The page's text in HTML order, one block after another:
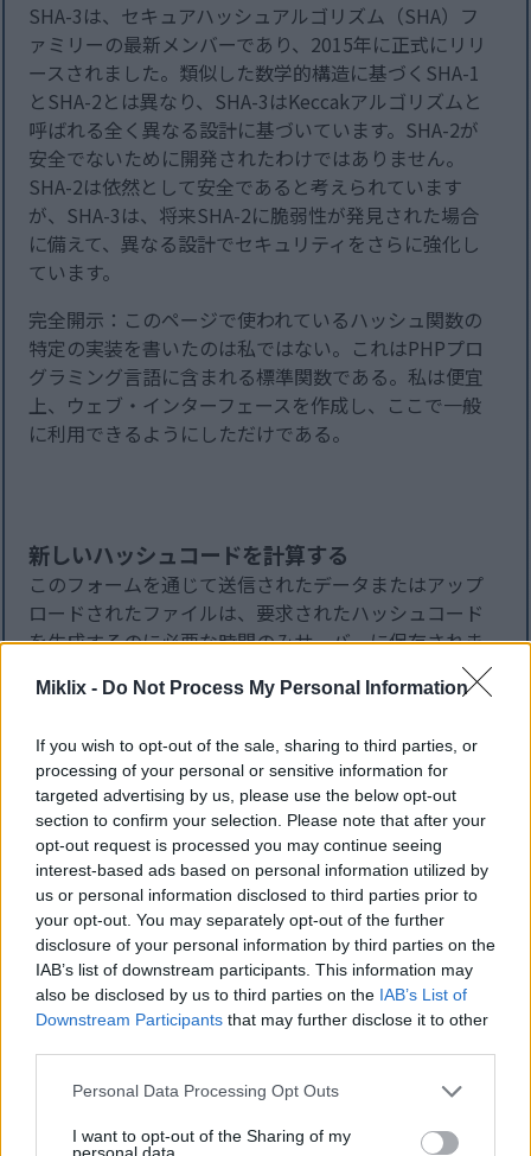
Miklix - Do Not Process My Personal Information
If you wish to opt-out of the sale, sharing to third parties, or
processing of your personal or sensitive information for
targeted advertising by us, please use the below opt-out
section to confirm your selection. Please note that after your
opt-out request is processed you may continue seeing
interest-based ads based on personal information utilized by
us or personal information disclosed to third parties prior to
your opt-out. You may separately opt-out of the further
disclosure of your personal information by third parties on the
IAB’s list of downstream participants. This information may
also be disclosed by us to third parties on the IAB’s List of
Downstream Participants that may further disclose it to other
Please note that this website/app uses one or more Google
not limited to your visit or usage behaviour. You may click to
Personal Data Processing Opt Outs
I want to opt-out of the Sharing of my
personal data.
SHA-3は、セキュアハッシュアルゴリズム（SHA）フ
ァミリーの最新メンバーであり、2015年に正式にリリ
ースされました。類似した数学的構造に基づくSHA-1
とSHA-2とは異なり、SHA-3はKeccakアルゴリズムと
呼ばれる全く異なる設計に基づいています。SHA-2が
安全でないために開発されたわけではありません。
SHA-2は依然として安全であると考えられています
が、SHA-3は、将来SHA-2に脆弱性が発見された場合
に備えて、異なる設計でセキュリティをさらに強化し
ています。
完全開示：このページで使われているハッシュ関数の
特定の実装を書いたのは私ではない。これはPHPプロ
グラミング言語に含まれる標準関数である。私は便宜
上、ウェブ・インターフェースを作成し、ここで一般
に利用できるようにしただけである。
新しいハッシュコードを計算する
このフォームを通じて送信されたデータまたはアップ
ロードされたファイルは、要求されたハッシュコード
を生成するのに必要な時間のみサーバーに保存されま
す。結果がお客様のブラウザに返される直前に削除さ
れます。
入力データ：
プレーンテキスト
ファイルアップロード
先頭と末尾の空白を削除しますか？
提出されたテキストはUTF-8でエンコードされている。ハッシ
ュ関数はバイナリデータを操作するため、テキストが別のエン
コーディングのテキストのハッシュを計算する必要がある場合